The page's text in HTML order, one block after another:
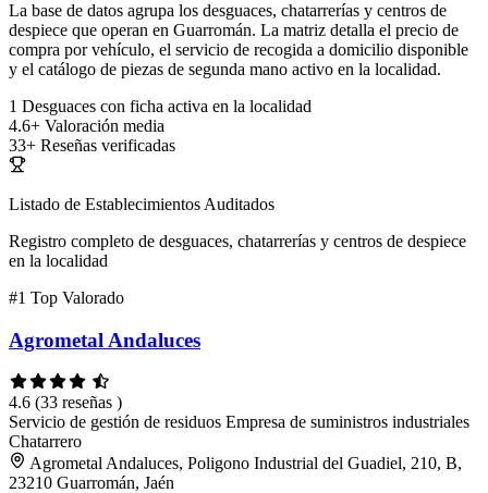
La base de datos agrupa los desguaces, chatarrerías y centros de
despiece que operan en Guarromán. La matriz detalla el precio de
compra por vehículo, el servicio de recogida a domicilio disponible
y el catálogo de piezas de segunda mano activo en la localidad.
1 Desguaces con ficha activa en la localidad
4.6+ Valoración media
33+ Reseñas verificadas
Listado de Establecimientos Auditados
Registro completo de desguaces, chatarrerías y centros de despiece
en la localidad
#1 Top Valorado
Agrometal Andaluces
4.6 (33 reseñas )
Servicio de gestión de residuos Empresa de suministros industriales
Chatarrero
Agrometal Andaluces, Poligono Industrial del Guadiel, 210, B,
23210 Guarromán, Jaén